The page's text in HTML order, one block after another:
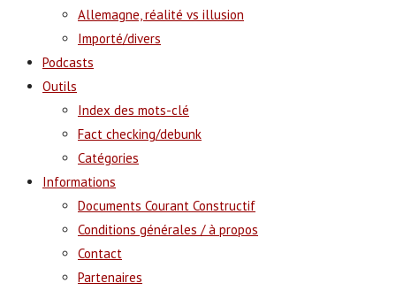
Allemagne, réalité vs illusion
Importé/divers
Podcasts
Outils
Index des mots-clé
Fact checking/debunk
Catégories
Informations
Documents Courant Constructif
Conditions générales / à propos
Contact
Partenaires